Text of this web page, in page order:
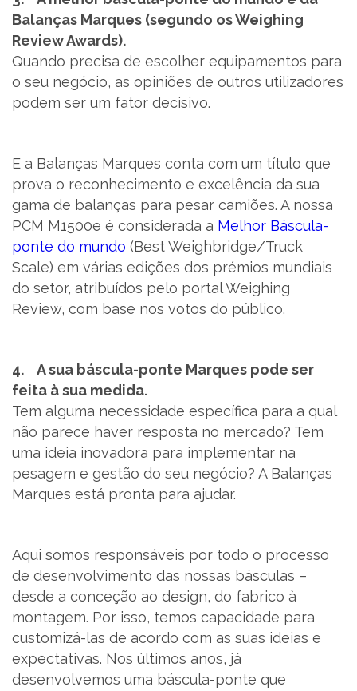
Balanças Marques (segundo os Weighing
Review Awards).
Quando precisa de escolher equipamentos para
o seu negócio, as opiniões de outros utilizadores
podem ser um fator decisivo.
E a Balanças Marques conta com um título que
prova o reconhecimento e excelência da sua
gama de balanças para pesar camiões. A nossa
PCM M1500e é considerada a Melhor Báscula-
ponte do mundo (Best Weighbridge/Truck
Scale) em várias edições dos prémios mundiais
do setor, atribuídos pelo portal Weighing
Review, com base nos votos do público.
4. A sua báscula-ponte Marques pode ser
feita à sua medida.
Tem alguma necessidade específica para a qual
não parece haver resposta no mercado? Tem
uma ideia inovadora para implementar na
pesagem e gestão do seu negócio? A Balanças
Marques está pronta para ajudar.
Aqui somos responsáveis por todo o processo
de desenvolvimento das nossas básculas –
desde a conceção ao design, do fabrico à
montagem. Por isso, temos capacidade para
customizá-las de acordo com as suas ideias e
expectativas. Nos últimos anos, já
desenvolvemos uma báscula-ponte que